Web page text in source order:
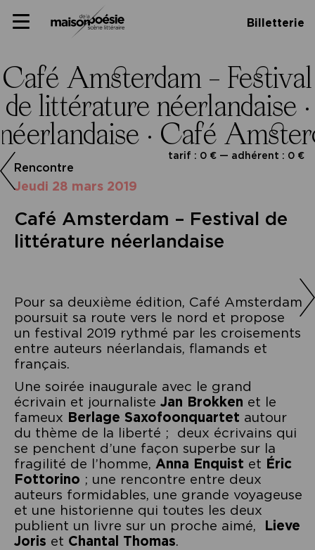
Panneau de gestion des cookies
to
Primary
Billetterie
Café Amsterdam –
littérature néerlandaise
· Café
tarif : 0 € — adhérent : 0 €
Rencontre
jeudi 28 mars 2019
Café Amsterdam – Festival de
littérature néerlandaise
Pour sa deuxième édition, Café Amsterdam
poursuit sa route vers le nord et propose
un festival 2019 rythmé par les croisements
entre auteurs néerlandais, flamands et
français.
Une soirée inaugurale avec le grand
écrivain et journaliste Jan Brokken et le
fameux Berlage Saxofoonquartet autour
du thème de la liberté ; deux écrivains qui
se penchent d’une façon superbe sur la
fragilité de l’homme, Anna Enquist et Éric
Fottorino ; une rencontre entre deux
auteurs formidables, une grande voyageuse
et une historienne qui toutes les deux
publient un livre sur un proche aimé, Lieve
Joris et Chantal Thomas.